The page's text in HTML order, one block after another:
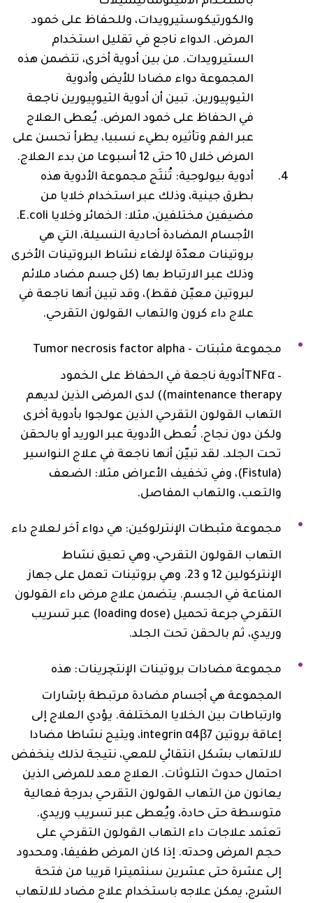
والكورتيكوستيرويدات، وللحفاظ على خمود
المرض. الدواء ناجع في تقليل استخدام
الستيرويدات. من بين أدوية أخرى، تتضمن هذه
المجموعة دواء مضادا للأيض وأدوية
الثيوپيورين. تبين أن أدوية الثيوپيورين ناجعة
في الحفاظ على خمود المرض. يُعطى العلاج
عبر الفم وتأثيره بطيء نسبيا، يطرأ تحسن على
المرض خلال 10 حتى 12 أسبوعا من بدء العلاج.
أدوية بيولوجية: تُنتَج مجموعة الأدوية هذه
بطرق جينية، وذلك عبر استخدام خلايا من
مضيفين مختلفين، مثلا: الخمائر وخلايا E.coli‎.
الأجسام المضادة أحادية النسيلة، التي هي
بروتينات معدّة لإلغاء نشاط البروتينات الأخرى
وذلك عبر الارتباط بها (كل جسم مضاد ملائم
لبروتين معيّن فقط)، وقد تبين أنها ناجعة في
علاج داء كرون والتهاب القولون التقرحي.
مجموعة مثبتات ‎ Tumor necrosis factor alpha -
TNFα –‎أدوية ناجعة في الحفاظ على‎‎ الخمود
maintenance therapy)) لدى المرضى الذين لديهم
التهاب القولون التقرحي الذين عولجوا بأدوية أخرى
ولكن دون نجاح. تُعطى الأدوية عبر الوريد أو بالحقن
تحت الجلد. لقد تبيّن أنها ناجعة في علاج النواسير
(Fistula)، وفي تخفيف الأعراض مثلا: الضعف
والتعب، والتهاب المفاصل.
مجموعة مثبطات الإنترلوكين: هي دواء آخر لعلاج داء
التهاب القولون التقرحي، وهي تعيق نشاط
الإنتركولين 12 و 23. وهي بروتينات تعمل على جهاز
المناعة في الجسم. يتضمن علاج مرض داء القولون
التقرحي جرعة تحميل (loading dose) عبر تسريب
وريدي، ثم بالحقن تحت الجلد.
مجموعة مضادات بروتينات الإنتچرينات: هذه
المجموعة هي أجسام مضادة مرتبطة بإشارات
وارتباطات بين الخلايا المختلفة. يؤدي العلاج إلى
إعاقة بروتين integrin α4β7، ويتيح نشاطا مضادا
للالتهاب بشكل انتقائي للمعي، نتيجة لذلك ينخفض
احتمال حدوث التلوثات. العلاج معد للمرضى الذين
يعانون من التهاب القولون التقرحي بدرجة فعالية
متوسطة حتى حادة، ويُعطى عبر تسريب وريدي.‎ ‎
تعتمد علاجات داء التهاب القولون التقرحي على
حجم المرض وحدته. إذا كان المرض طفيفا، ومحدود
إلى عشرة حتى عشرين سنتميترا قريبا من فتحة
الشرج، يمكن علاجه باستخدام علاج مضاد للالتهاب